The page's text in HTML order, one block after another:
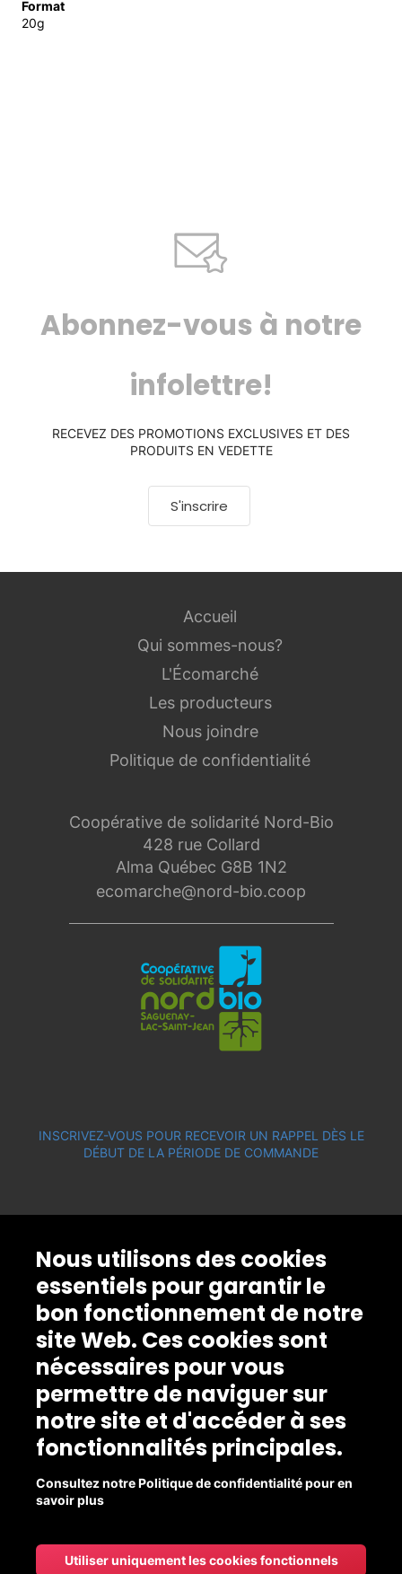
Format
20g
Abonnez-vous à notre
infolettre!
RECEVEZ DES PROMOTIONS EXCLUSIVES ET DES
PRODUITS EN VEDETTE
S'inscrire
Coopérative de solidarité Nord-Bio
428 rue Collard
Alma Québec G8B 1N2
ecomarche@nord-bio.coop
Accueil
Qui sommes-nous?
L'Écomarché
Les producteurs
Nous joindre
Politique de confidentialité
INSCRIVEZ-VOUS POUR RECEVOIR UN RAPPEL DÈS LE
DÉBUT DE LA PÉRIODE DE COMMANDE
Nous utilisons des cookies
essentiels pour garantir le
bon fonctionnement de notre
site Web. Ces cookies sont
nécessaires pour vous
permettre de naviguer sur
notre site et d'accéder à ses
fonctionnalités principales.
Consultez notre Politique de confidentialité pour en
savoir plus
Utiliser uniquement les cookies fonctionnels